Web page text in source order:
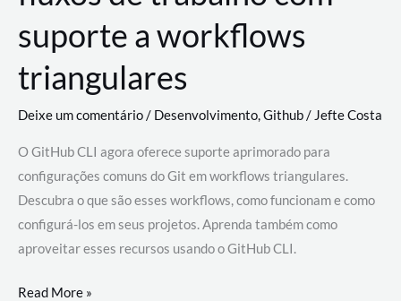
suporte a workflows
triangulares
Deixe um comentário/ Desenvolvimento,Github/ Jefte Costa
O GitHub CLI agora oferece suporte aprimorado para
configurações comuns do Git em workflows triangulares.
Descubra o que são esses workflows, como funcionam e como
configurá-los em seus projetos. Aprenda também como
aproveitar esses recursos usando o GitHub CLI.
GitHub
Read More »